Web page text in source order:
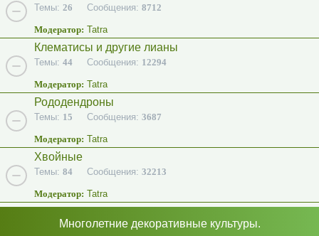
Темы: 26 Сообщения: 8712
Модератор: Tatra
Клематисы и другие лианы
Темы: 44 Сообщения: 12294
Модератор: Tatra
Рододендроны
Темы: 15 Сообщения: 3687
Модератор: Tatra
Хвойные
Темы: 84 Сообщения: 32213
Модератор: Tatra
Многолетние декоративные культуры.